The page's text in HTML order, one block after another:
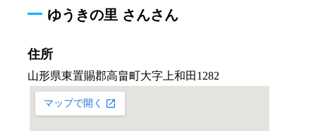
ゆうきの里 さんさん
住所